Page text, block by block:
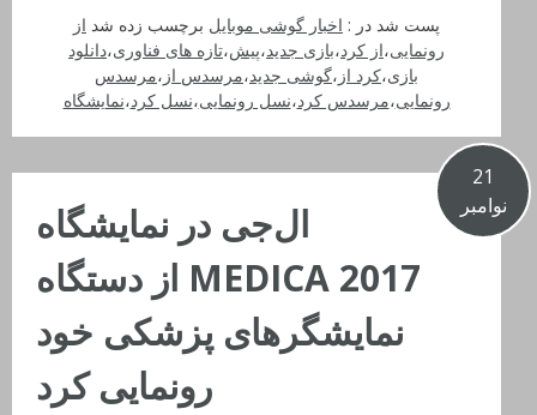
پست شد در : اخبار گوشی موبایل برچسب زده شد از
رونمایی ،از کرد ،بازی جدید،پیش ،تازه های فناوری،دانلود
بازی،کرد از، گوشی جدید،مرسدس از، مرسدس
رونمایی ،مرسدس کرد،نسل رونمایی ،نسل کرد،نمایشگاه
21
نوامبر
ال‌جی در نمایشگاه
MEDICA 2017 از دستگاه
نمایشگرهای پزشکی خود
رونمایی کرد